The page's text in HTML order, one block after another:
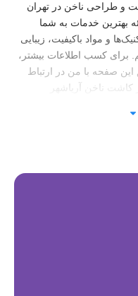
و طراحی ناخن در تهران
بهترین خدمات به شما
و مواد باکیفیت، زیبایی
برای کسب اطلاعات بیشتر،
صفحه با من در ارتباط
کاشت ناخن آریاشهر